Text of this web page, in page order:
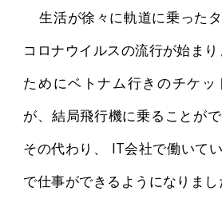
生活が徐々に軌道に乗った
コロナウイルスの流行が始ま
ためにベトナム行きのチケッ
が、結局飛行機に乗ることがで
その代わり、 IT会社で働いて
で仕事ができるようになりま